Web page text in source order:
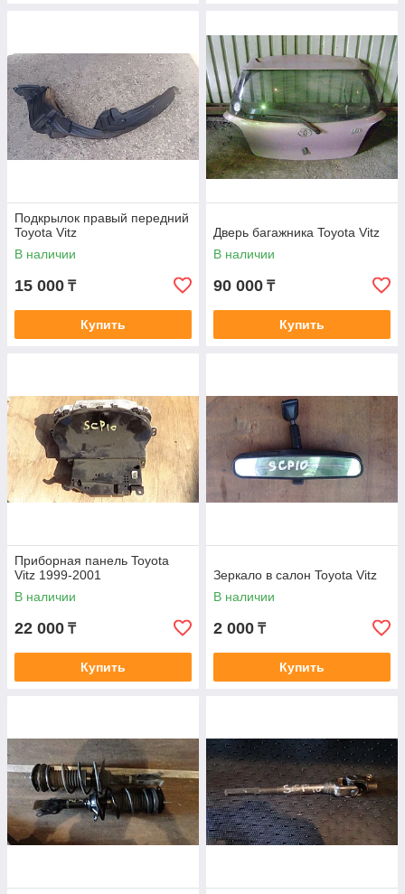
Подкрылок правый передний
Toyota Vitz
В наличии
15 000 ₸
Купить
Дверь багажника Toyota Vitz
В наличии
90 000 ₸
Купить
Приборная панель Toyota
Vitz 1999-2001
В наличии
22 000 ₸
Купить
Зеркало в салон Toyota Vitz
В наличии
2 000 ₸
Купить